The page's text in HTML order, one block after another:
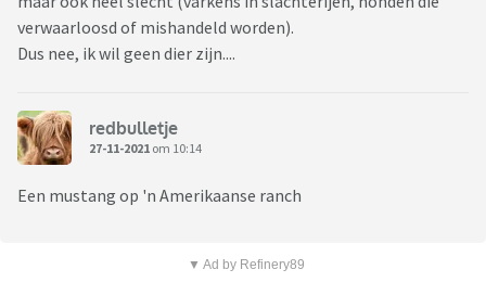
verwaarloosd of mishandeld worden).
Dus nee, ik wil geen dier zijn....
redbulletje
27-11-2021 om 10:14
Een mustang op 'n Amerikaanse ranch
▼ Ad by Refinery89